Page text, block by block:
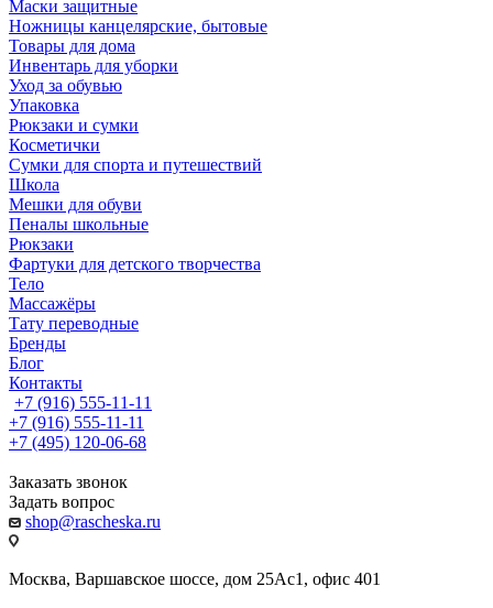
Маски защитные
Ножницы канцелярские, бытовые
Товары для дома
Инвентарь для уборки
Уход за обувью
Упаковка
Рюкзаки и сумки
Косметички
Сумки для спорта и путешествий
Школа
Мешки для обуви
Пеналы школьные
Рюкзаки
Фартуки для детского творчества
Тело
Массажёры
Тату переводные
Бренды
Блог
Контакты
+7 (916) 555-11-11
+7 (916) 555-11-11
+7 (495) 120-06-68
Заказать звонок
Задать вопрос
shop@rascheska.ru
Москва, Варшавское шоссе, дом 25Аc1, офис 401